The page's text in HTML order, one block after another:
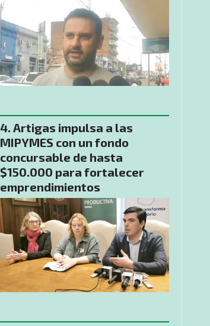
Artigas impulsa a las
MIPYMES con un fondo
concursable de hasta
$150.000 para fortalecer
emprendimientos